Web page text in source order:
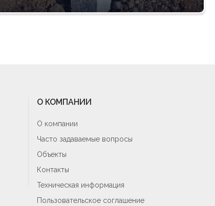
О КОМПАНИИ
О компании
Часто задаваемые вопросы
Объекты
Контакты
Техническая информация
Пользовательское соглашение